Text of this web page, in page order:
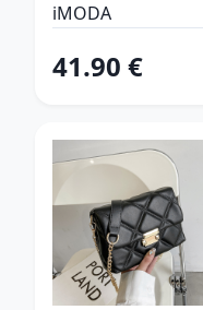
iMODA
41.90 €